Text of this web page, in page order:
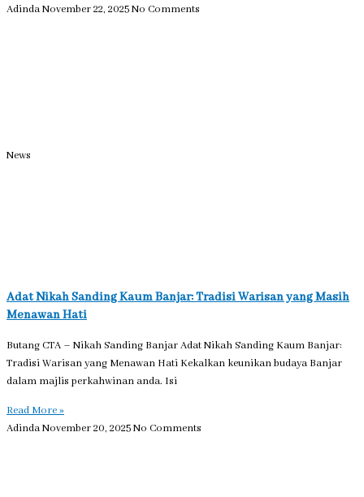
AdindaNovember 22, 2025No Comments
News
Adat Nikah Sanding Kaum Banjar: Tradisi Warisan yang Masih
Menawan Hati
Butang CTA – Nikah Sanding Banjar Adat Nikah Sanding Kaum Banjar:
Tradisi Warisan yang Menawan Hati Kekalkan keunikan budaya Banjar
dalam majlis perkahwinan anda. Isi
Read More »
AdindaNovember 20, 2025No Comments